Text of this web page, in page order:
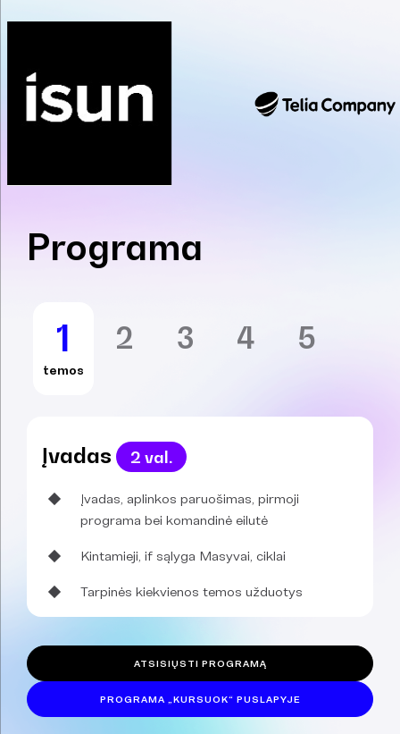
Programa
1
temos
2 3 4 5
Įvadas 2 val.
Įvadas, aplinkos paruošimas, pirmoji
programa bei komandinė eilutė
Kintamieji, if sąlyga Masyvai, ciklai
Tarpinės kiekvienos temos užduotys
ATSISIŲSTI PROGRAMĄ
PROGRAMA „KURSUOK“ PUSLAPYJE